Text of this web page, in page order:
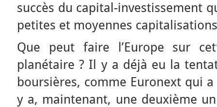
succès du capital-investissement
petites et moyennes
Que peut faire l’Europe sur
planétaire ? Il y a déjà eu la
boursières, comme Euronext qui
y a, maintenant, une deuxième